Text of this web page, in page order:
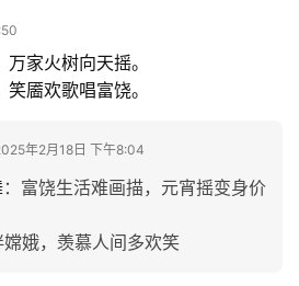
家火树向天摇。
靥欢歌唱富饶。
年2月18日 下午8:04
： 富饶生活难画描，元宵摇变身价
嫦娥，羡慕人间多欢笑